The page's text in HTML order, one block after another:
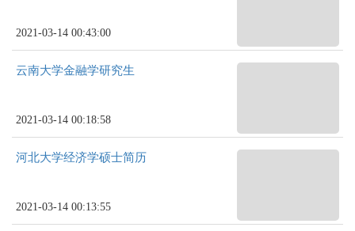
2021-03-14 00:43:00
云南大学金融学研究生
2021-03-14 00:18:58
河北大学经济学硕士简历
2021-03-14 00:13:55